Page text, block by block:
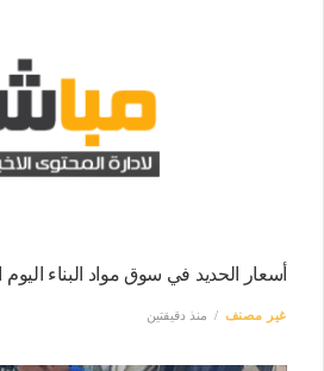
أسعار الحديد في سوق مواد البناء
غير مصنف منذ دقيقتين